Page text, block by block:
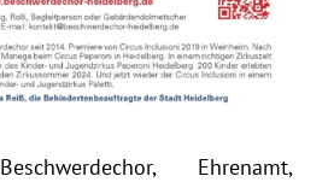
Beschwerdechor, Ehrenamt,